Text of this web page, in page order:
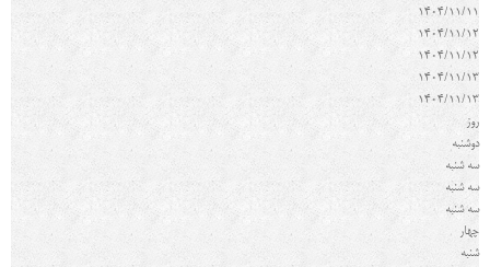
1404/11/11
1404/11/12
1404/11/12
1404/11/13
1404/11/13
روز
دوشنبه
سه شنبه
سه شنبه
سه شنبه
چهار
شنبه